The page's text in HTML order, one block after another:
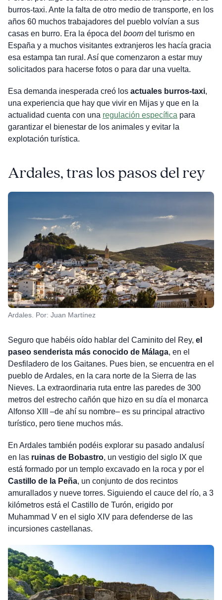
burros-taxi. Ante la falta de otro medio de transporte, en los
años 60 muchos trabajadores del pueblo volvían a sus
casas en burro. Era la época del boomdel turismo en
España y a muchos visitantes extranjeros les hacía gracia
esa estampa tan rural. Así que comenzaron a estar muy
solicitados para hacerse fotos o para dar una vuelta.
Esa demanda inesperada creó losactuales burros-taxi,
una experiencia que hay que vivir en Mijas y que en la
actualidad cuenta con una regulación específica para
garantizar el bienestar de los animales y evitar la
explotación turística.
Ardales, tras los pasos del rey
Ardales. Por: Juan Martínez
Seguro que habéis oído hablar del Caminito del Rey, el
paseo senderista más conocido de Málaga, en el
Desfiladero de los Gaitanes. Pues bien, se encuentra en el
pueblo de Ardales, en la cara norte de la Sierra de las
Nieves. La extraordinaria ruta entre las paredes de 300
metros del estrecho cañón que hizo en su día el monarca
Alfonso XIII –de ahí su nombre– es su principal atractivo
turístico, pero tiene muchos más.
En Ardales también podéis explorar su pasado andalusí
en las ruinas de Bobastro, un vestigio del siglo IX que
está formado por un templo excavado en la roca y por el
Castillo de la Peña, un conjunto de dos recintos
amurallados y nueve torres. Siguiendo el cauce del río, a 3
kilómetros está el Castillo de Turón, erigido por
Muhammad V en el siglo XIV para defenderse de las
incursiones castellanas.